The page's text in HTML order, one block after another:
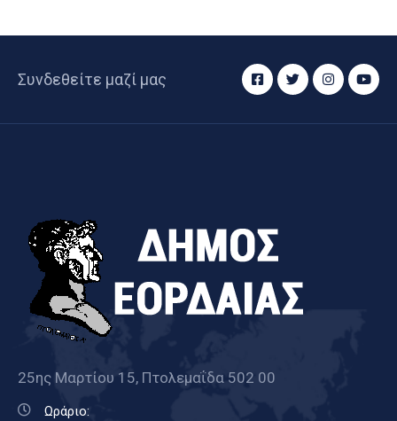
Συνδεθείτε μαζί μας
25ης Μαρτίου 15, Πτολεμαΐδα 502 00
Ωράριο: